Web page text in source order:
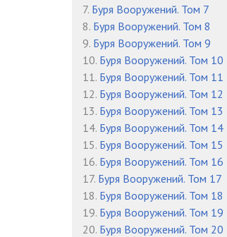
7. Буря Вооружений. Том 7
8. Буря Вооружений. Том 8
9. Буря Вооружений. Том 9
10. Буря Вооружений. Том 10
11. Буря Вооружений. Том 11
12. Буря Вооружений. Том 12
13. Буря Вооружений. Том 13
14. Буря Вооружений. Том 14
15. Буря Вооружений. Том 15
16. Буря Вооружений. Том 16
17. Буря Вооружений. Том 17
18. Буря Вооружений. Том 18
19. Буря Вооружений. Том 19
20. Буря Вооружений. Том 20